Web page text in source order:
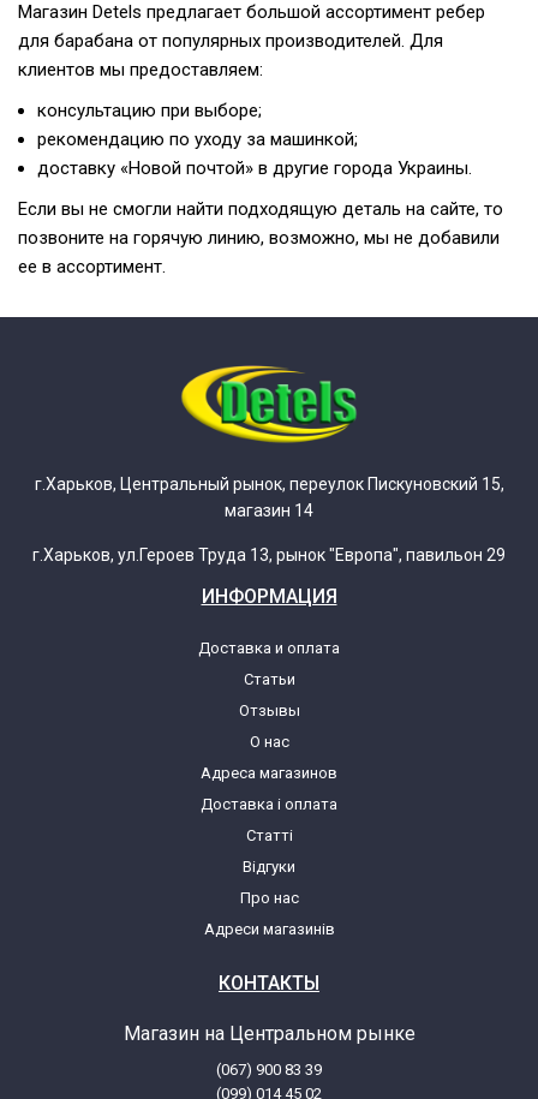
Магазин Detels предлагает большой ассортимент ребер
для барабана от популярных производителей. Для
клиентов мы предоставляем:
консультацию при выборе;
рекомендацию по уходу за машинкой;
доставку «Новой почтой» в другие города Украины.
Если вы не смогли найти подходящую деталь на сайте, то
позвоните на горячую линию, возможно, мы не добавили
ее в ассортимент.
г.Харьков, Центральный рынок, переулок Пискуновский 15,
магазин 14
г.Харьков, ул.Героев Труда 13, рынок "Европа", павильон 29
ИНФОРМАЦИЯ
Доставка и оплата
Статьи
Отзывы
О нас
Адреса магазинов
Доставка і оплата
Статті
Відгуки
Про нас
Адреси магазинів
КОНТАКТЫ
Магазин на Центральном рынке
(067) 900 83 39
(099) 014 45 02